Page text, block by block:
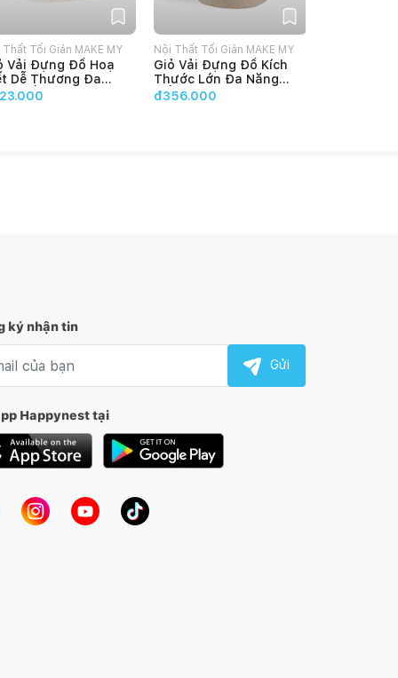
Thất Tối Giản MAKE MY
Vải Đựng Đồ Hoạ
Dễ Thương Đa
Gấp Gọn, Túi
Nội Thất Tối Giản MAKE MY
HOME
Giỏ Vải Đựng Đồ Kích
Thước Lớn Đa Năng
Gấp Gọn, Túi Đựng
đ356.000
ký nhận tin
Gửi
Happynest tại